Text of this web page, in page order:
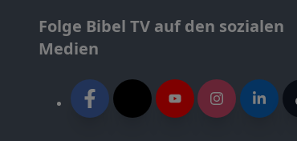
Folge Bibel TV auf den sozialen
Medien